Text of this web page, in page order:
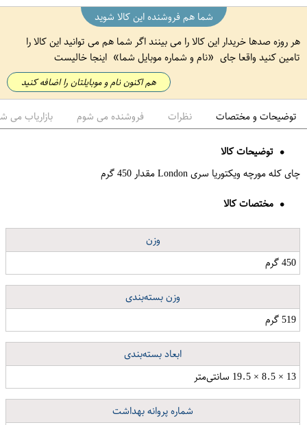
شما هم فروشنده این کالا شوید
هر روزه صدها خریدار این کالا را می بینند اگر شما هم می توانید این کالا را
تامین کنید واقعا جای
نام و شماره موبایل شما اینجا خالیست
هم اکنون نام و موبایلتان را اضافه کنید
توضیحات و مختصات نظرات فروشنده می شوم بازاریاب می
توضیحات کالا
چای کله مورچه ویکتوریا سری London مقدار 450 گرم
مختصات کالا
وزن
450 گرم
وزن بسته‌بندی
519 گرم
ابعاد بسته‌بندی
13 × 8.5 × 19.5 سانتی‌متر
شماره پروانه بهداشت